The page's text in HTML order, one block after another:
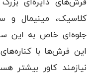
کلاسیک، مینیمال
جلوه‌ای خاص به این
این فرش‌ها با
نیازمند کاور بیشتر